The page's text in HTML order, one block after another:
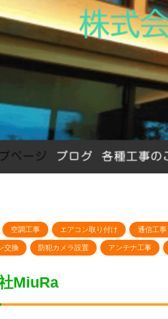
空調工事 エアコン取り付け 通信工事
交換 防犯カメラ設置 アンテナ工事
MiuRa